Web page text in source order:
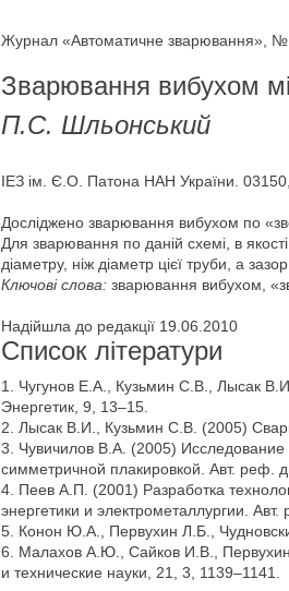
Журнал «Автоматичне зварювання»,
Зварювання вибухом
П.С. Шльонський
ІЕЗ ім. Є.О. Патона НАН України.
Досліджено зварювання вибухом по
Для зварювання по даній схемі, в
діаметру, ніж діаметр цієї труби, а
Ключові слова: зварювання вибухом,
Надійшла до редакції 19.06.2010
Список літератури
1. Чугунов Е.А., Кузьмин С.В., Лысак
Энергетик, 9, 13–15.
2. Лысак В.И., Кузьмин С.В. (2005)
3. Чувичилов В.А. (2005) Исследование
симметричной плакировкой. Авт. реф.
4. Пеев А.П. (2001) Разработка
энергетики и электрометаллургии.
5. Конон Ю.А., Первухин Л.Б.,
6. Малахов А.Ю., Сайков И.В., Первухин
и технические науки, 21, 3, 1139–1141.